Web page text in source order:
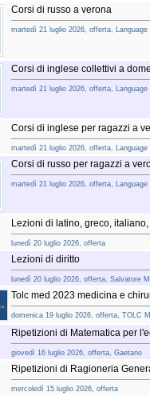
Corsi di russo a verona
martedì 21 luglio 2026, offerta, Language
Corsi di inglese collettivi a
martedì 21 luglio 2026, offerta, Language
Corsi di inglese per ragazzi a
martedì 21 luglio 2026, offerta, Language
Corsi di russo per ragazzi a
martedì 21 luglio 2026, offerta, Language
Lezioni di latino, greco,
lunedì 20 luglio 2026, offerta
Lezioni di diritto
lunedì 20 luglio 2026, offerta, Salvatore
Tolc med 2023 medicina e
domenica 19 luglio 2026, offerta, TOLC
Ripetizioni di Matematica per
giovedì 16 luglio 2026, offerta, Gaetano
Ripetizioni di Ragioneria
mercoledì 15 luglio 2026, offerta